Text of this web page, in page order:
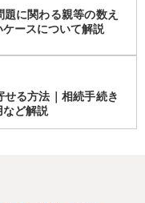
に関わる親等の数え
ースについて解説
せる方法｜相続手続き
など解説